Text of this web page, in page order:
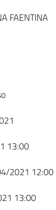
FAENTINA
13:00
2021 12:00
13:00